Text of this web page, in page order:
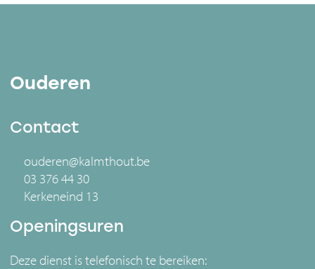
Ouderen
Contact
ouderen@kalmthout.be
03 376 44 30
Kerkeneind 13
Openingsuren
Deze dienst is telefonisch te bereiken: